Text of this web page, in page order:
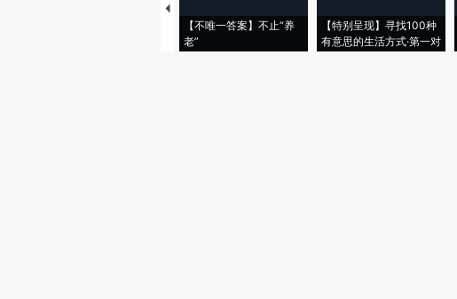
【不唯一答案】不止“养
老”
【特别呈现】寻找100种
有意思的生活方式·第一对